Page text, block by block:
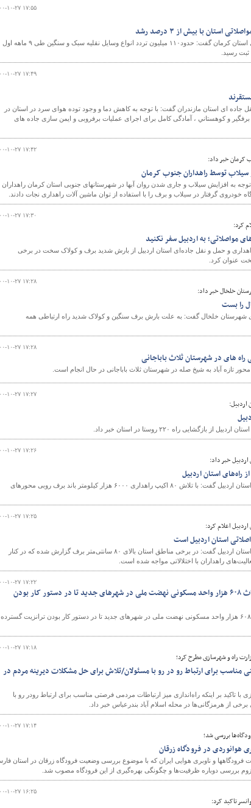
۱۴۰۰-۱۰-۲۷
مدیر کل راهداری و حمل و نقل جاده ای استان كرمان گفت: حدود۱۱۰ میلیون تردد انواع وسایل نقلیه سبک و سنگین طی ۹ ماهه اول
رسید.
۱۴۰۰-۱۰-۲۷
ای استان مازندران گفت: با توجه به کاهش دما و وجود توده هوای سرد در استان در
برفگير و كوهستاني ، آمادگی کامل برای اجرای عملیات برفروبی و ایمن سازی جاده های
۱۴۰۰-۱۰-۲۷
کرمان خبر داد:
به افزایش سیلاب و جاری شدن روان آبها در شهرستانهای جنوبی استان کرمان راهداران
۱۴۰۰-۱۰-۲۷
کرد:
به اردبیل سفر نکنید
و حمل و نقل جاده‌ای استان اردبیل از بارش شدید برف و کولاک سخت در برخی
عنوان کرد.
۱۴۰۰-۱۰-۲۷
خلخال خبر داد:
را بست
شهرستان خلخال گفت: به علت بارش برف سنگین و کولاک شدید راه ارتباطی همه
۱۴۰۰-۱۰-۲۷
های در شهرستان ثلاث باباجانی
تازه آباد به شیخ صله در شهرستان ثلاث باباجانی در حال انجام است.
۱۴۰۰-۱۰-۲۷
راه ۲۲۰ روستا در استان خبر داد.
۱۴۰۰-۱۰-۲۷
خبر داد:
مدیرکل راهداری و حمل و نقل جاده‌ای استان اردبیل گفت: با تلاش ۸۰ اکیپ راهداری ۶۰۰۰ هزار کیلومتر باند برف روبی محورهای
۱۴۰۰-۱۰-۲۷
اعلام کرد:
استان اردبیل است
مدیرکل راهداری و حمل و نقل جاده‌ای استان اردبیل گفت: در برخی مناطق استان بالای ۸۰ سانتی‌متر برف گزارش شده که در کنار
راهداران با اختلالاتی مواجه شده است.
۱۴۰۰-۱۰-۲۷
۱۲۰ ثانیه بیست و هفتم دی|از احداث ۶۰۸ هزار واحد مسکونی نهضت ملی در شهرهای جدید تا در دستور کار بودن
در ۱۲۰ ثانیه امروز ۲۷ دی ۱۴۰۰ احداث ۶۰۸ هزار واحد مسکونی نهضت ملی در شهرهای جدید تا در دستور کار بودن ترانزیت گسترده
۱۴۰۰-۱۰-۲۷
راه و شهرسازی مطرح کرد؛
مناسب برای ارتباط رو در رو با مسئولان/تلاش برای حل مشکلات دیرینه مردم در
تاکید بر اینکه راه‌اندازی میز ارتباطات مردمی فرصتی مناسب برای ارتباط رودر رو با
از هرمزگانی‌ها در محله اسلام آباد بندرعباس خبر داد.
۱۴۰۰-۱۰-۲۷
بررسی شد؛
هوانوردی در فرودگاه زرقان
و ناوبری هوایی ایران که با موضوع بررسی وضعیت فرودگاه زرقان در استان
بررسی دوباره ظرفیت‌ها و چگونگی بهره‌گیری از این فرودگاه مصوب شد.
۱۴۰۰-۱۰-۲۷
تاکید کرد: